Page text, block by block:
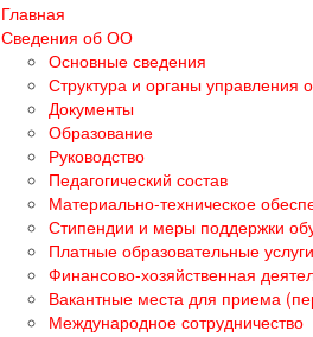
Главная
Сведения об ОО
Основные сведения
Структура и органы управления
Документы
Образование
Руководство
Педагогический состав
Материально-техническое
Стипендии и меры поддержки
Платные образовательные услуги
Финансово-хозяйственная
Вакантные места для приема
Международное сотрудничество